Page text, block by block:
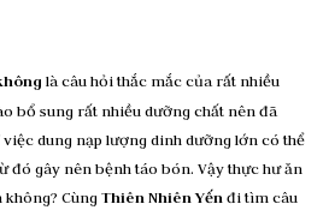
là câu hỏi thắc mắc của rất nhiều
bổ sung rất nhiều dưỡng chất nên đã
dung nạp lượng dinh dưỡng lớn có thể
đó gây nên bệnh táo bón. Vậy thực hư ăn
Cùng Thiên Nhiên Yến đi tìm câu